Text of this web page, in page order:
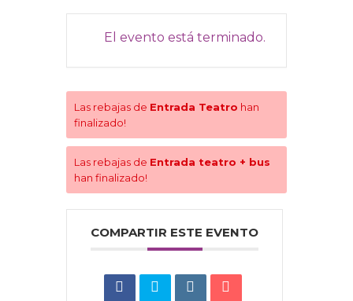
El evento está terminado.
Las rebajas de Entrada Teatro han
finalizado!
Las rebajas de Entrada teatro + bus
han finalizado!
COMPARTIR ESTE EVENTO